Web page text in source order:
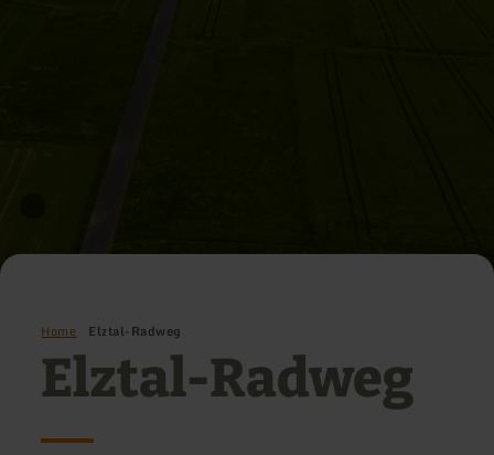
Home Elztal-Radweg
Elztal-Radweg